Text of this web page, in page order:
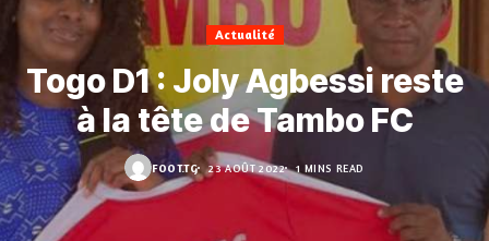
Actualité
Togo D1 : Joly Agbessi reste
à la tête de Tambo FC
FOOT.TG 23 AOÛT 2022 1 MINS READ